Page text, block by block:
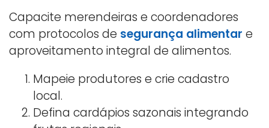
Capacite merendeiras e coordenadores
com protocolos de segurança alimentar e
aproveitamento integral de alimentos.
Mapeie produtores e crie cadastro
local.
Defina cardápios sazonais integrando